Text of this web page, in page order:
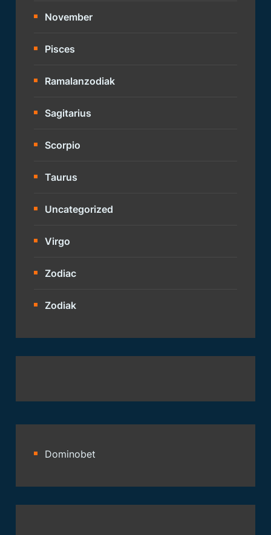
November
Pisces
Ramalanzodiak
Sagitarius
Scorpio
Taurus
Uncategorized
Virgo
Zodiac
Zodiak
Dominobet